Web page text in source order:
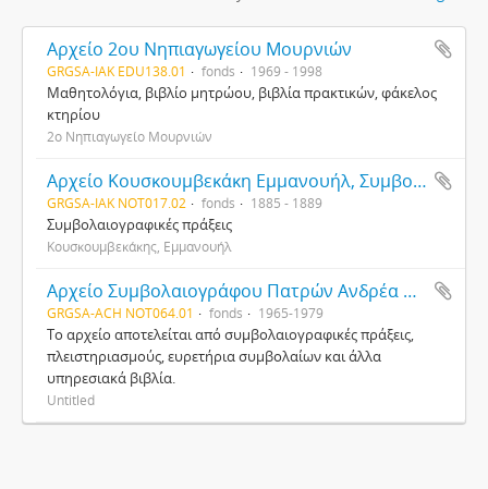
Αρχείο 2ου Νηπιαγωγείου Μουρνιών
GRGSA-IAK EDU138.01 fonds 1969 - 1998
Μαθητολόγια, βιβλίο μητρώου, βιβλία πρακτικών, φάκελος
κτηρίου
2ο Νηπιαγωγείο Μουρνιών
Αρχείο Κουσκουμβεκάκη Εμμανουήλ, Συμβολαιογράφου
GRGSA-IAK NOT017.02 fonds 1885 - 1889
Συμβολαιογραφικές πράξεις
Κουσκουμβεκάκης, Εμμανουήλ
Αρχείο Συμβολαιογράφου Πατρών Ανδρέα Παπανδρεόπουλου
GRGSA-ACH NOT064.01 fonds 1965-1979
Το αρχείο αποτελείται από συμβολαιογραφικές πράξεις,
πλειστηριασμούς, ευρετήρια συμβολαίων και άλλα
υπηρεσιακά βιβλία.
Untitled